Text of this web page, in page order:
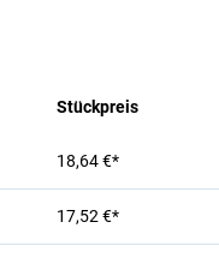
Stückpreis
18,64 €*
17,52 €*